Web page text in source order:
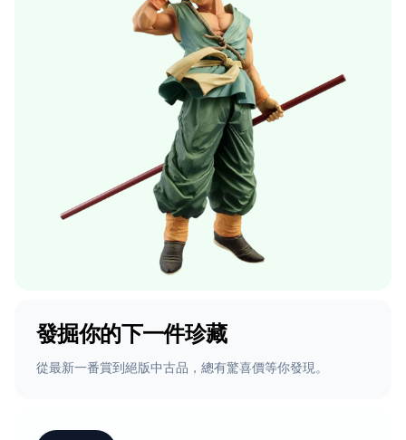
發掘你的下一件珍藏
從最新一番賞到絕版中古品，總有驚喜價等你發現。